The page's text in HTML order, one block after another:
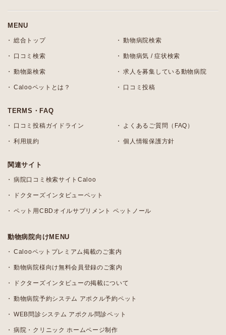
MENU
総合トップ 動物病院検索
口コミ検索 動物病気 / 症状検索
動物薬検索 求人を募集している動物病院
Calooペットとは？ 口コミ投稿
TERMS・FAQ
口コミ投稿ガイドライン よくあるご質問（FAQ）
利用規約 個人情報保護方針
関連サイト
病院口コミ検索サイトCaloo
ドクターズインタビューペット
ペット用CBDオイルサプリメント ペットノール
動物病院向けMENU
Calooペットプレミアム掲載のご案内
動物病院様向け無料会員登録のご案内
ドクターズインタビューの掲載について
動物病院予約システム アポクル予約ペット
WEB問診システム アポクル問診ペット
病院・クリニック ホームページ制作